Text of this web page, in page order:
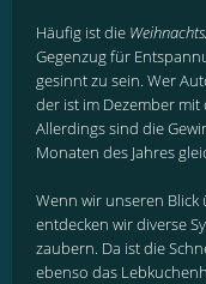
Häufig ist die
Gegenzug für
gesinnt zu sein. Wer
der ist im Dezember mit
Allerdings sind die
Monaten des Jahres
Wenn wir unseren Blick
entdecken wir diverse
zaubern. Da ist die
ebenso das